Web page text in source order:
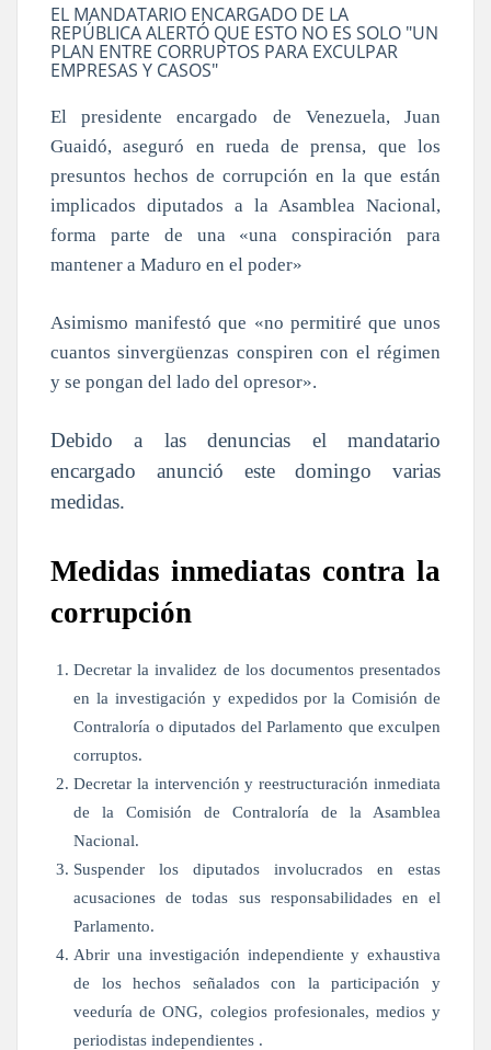
EL MANDATARIO ENCARGADO DE LA
REPÚBLICA ALERTÓ QUE ESTO NO ES SOLO "UN
PLAN ENTRE CORRUPTOS PARA EXCULPAR
EMPRESAS Y CASOS"
El presidente encargado de Venezuela, Juan
Guaidó, aseguró en rueda de prensa, que los
presuntos hechos de corrupción en la que están
implicados diputados a la Asamblea Nacional,
forma parte de una «una conspiración para
mantener a Maduro en el poder»
Asimismo manifestó que «no permitiré que unos
cuantos sinvergüenzas conspiren con el régimen
y se pongan del lado del opresor».
Debido a las denuncias el mandatario
encargado anunció este domingo varias
medidas.
Medidas inmediatas contra la
corrupción
Decretar la invalidez de los documentos presentados
en la investigación y expedidos por la Comisión de
Contraloría o diputados del Parlamento que exculpen
corruptos.
Decretar la intervención y reestructuración inmediata
de la Comisión de Contraloría de la Asamblea
Nacional.
Suspender los diputados involucrados en estas
acusaciones de todas sus responsabilidades en el
Parlamento.
Abrir una investigación independiente y exhaustiva
de los hechos señalados con la participación y
veeduría de ONG, colegios profesionales, medios y
periodistas independientes .